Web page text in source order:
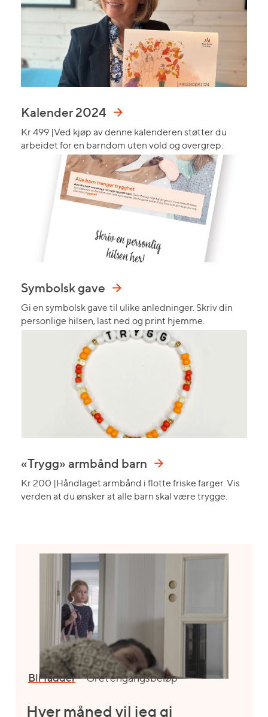
Kalender 2024
Kr 499 |Ved kjøp av denne kalenderen støtter du
arbeidet for en barndom uten vold og overgrep.
Symbolsk gave
Gi en symbolsk gave til ulike anledninger. Skriv din
personlige hilsen, last ned og print hjemme.
«Trygg» armbånd barn
Kr 200 |Håndlaget armbånd i flotte friske farger. Vis
verden at du ønsker at alle barn skal være trygge.
Bli fadder Gi et engangsbeløp
Hver måned vil jeg gi